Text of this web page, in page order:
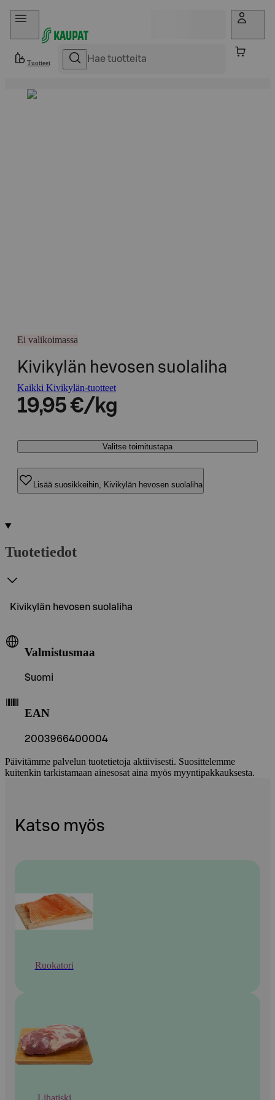
Hyppää sisältöön
Tuotteet
Ei valikoimassa
Kivikylän hevosen suolaliha
Kaikki Kivikylän-tuotteet
19,95 €/kg
Valitse toimitustapa
Lisää suosikkeihin, Kivikylän hevosen suolaliha
Tuotetiedot
Kivikylän hevosen suolaliha
Valmistusmaa
Suomi
EAN
2003966400004
Päivitämme palvelun tuotetietoja aktiivisesti. Suosittelemme
kuitenkin tarkistamaan ainesosat aina myös myyntipakkauksesta.
Katso myös
Ruokatori
Lihatiski